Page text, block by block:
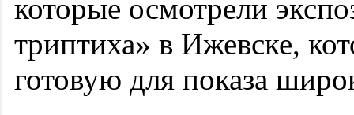
которые осмотрели
триптиха» в Ижевске,
готовую для показа